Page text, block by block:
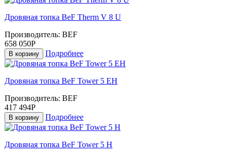
Дровяная топка BeF Therm V 8 U
Производитель: BEF
658 050Р
В корзину Подробнее
Дровяная топка BeF Tower 5 EH
Производитель: BEF
417 494Р
В корзину Подробнее
Дровяная топка BeF Tower 5 H